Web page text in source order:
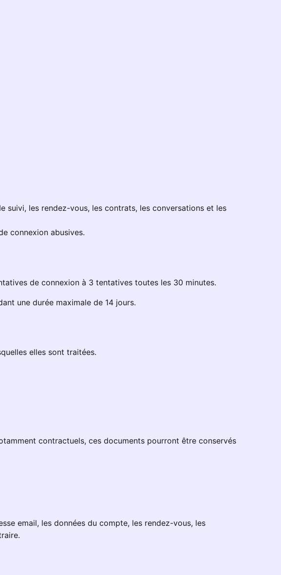
suivi, les rendez-vous, les contrats, les conversations et les
connexion abusives.
de connexion à 3 tentatives toutes les 30 minutes.
une durée maximale de 14 jours.
elles sont traitées.
contractuels, ces documents pourront être conservés
email, les données du compte, les rendez-vous, les